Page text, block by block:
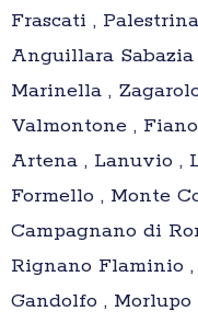
Frascati ,
Anguillara
Marinella ,
Valmontone ,
Artena , Lanuvio ,
Formello , Monte
Campagnano di
Rignano Flaminio ,
Gandolfo ,